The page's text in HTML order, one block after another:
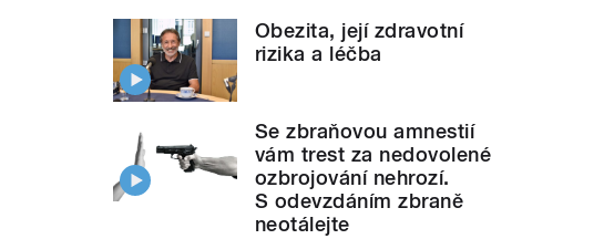
Obezita, její zdravotní
rizika a léčba
Se zbraňovou amnestií
vám trest za nedovolené
ozbrojování nehrozí.
S odevzdáním zbraně
neotálejte